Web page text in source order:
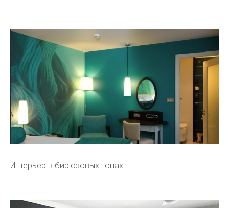
Интерьер в бирюзовых тонах